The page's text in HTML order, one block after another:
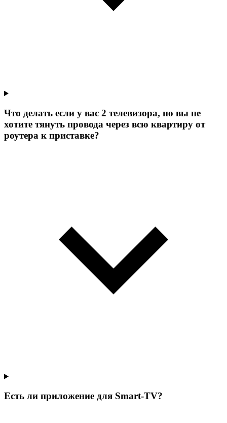
Что делать если у вас 2 телевизора, но вы не
хотите тянуть провода через всю квартиру от
роутера к приставке?
Есть ли приложение для Smart-TV?